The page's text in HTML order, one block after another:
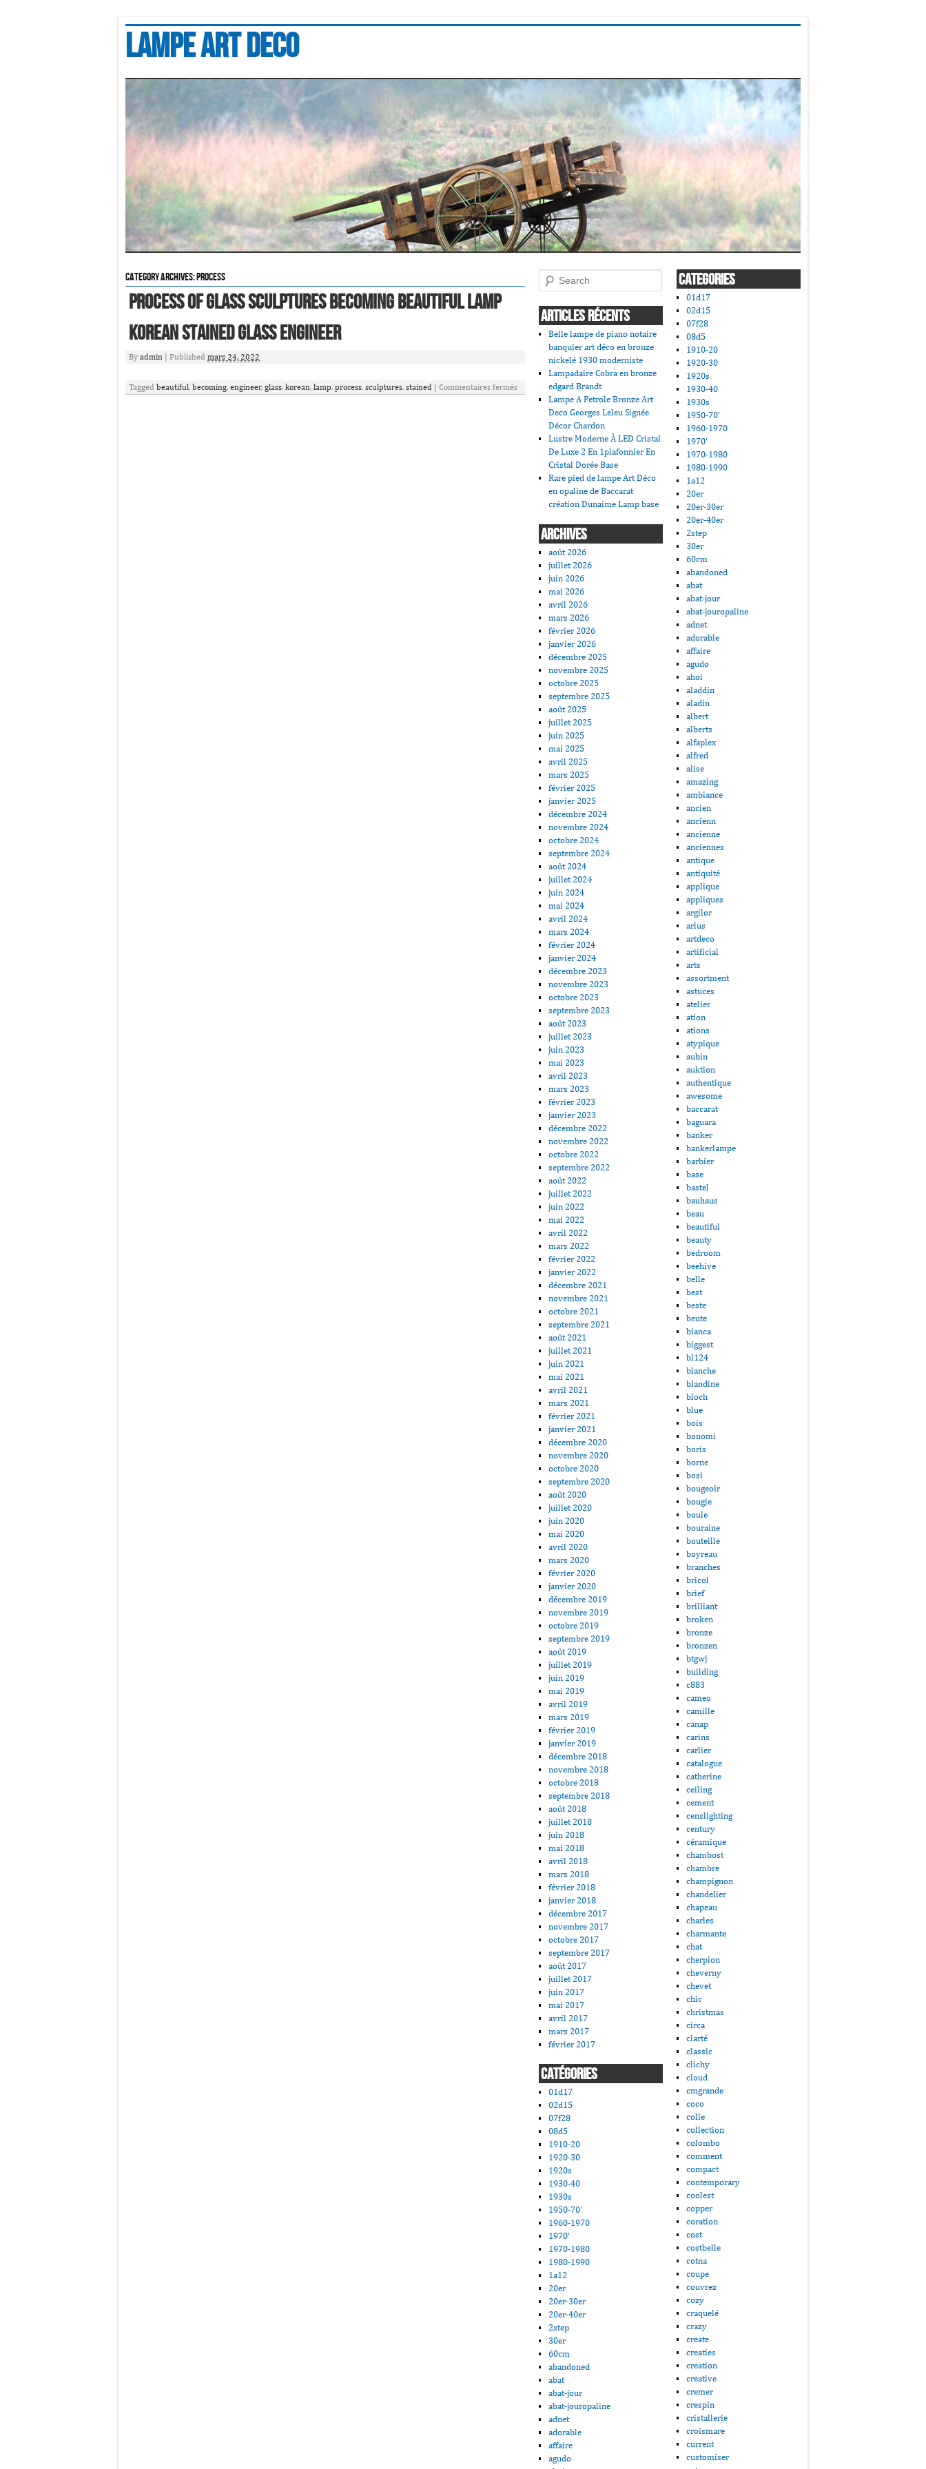
Lampe art deco
Category Archives:process
Process Of Glass Sculptures Becoming Beautiful Lamp
Korean Stained Glass Engineer
By admin Published mars 24, 2022
Tagged beautiful, becoming, engineer, glass, korean, lamp, process, sculptures, stained Commentaires fermés
Search
ARTICLES RÉCENTS
Belle lampe de piano notaire
banquier art déco en bronze
nickelé 1930 moderniste
Lampadaire Cobra en bronze
edgard Brandt
Lampe A Petrole Bronze Art
Deco Georges Leleu Signée
Décor Chardon
Lustre Moderne À LED Cristal
De Luxe 2 En 1plafonnier En
Cristal Dorée Base
Rare pied de lampe Art Déco
en opaline de Baccarat
création Dunaime Lamp base
ARCHIVES
août 2026
juillet 2026
juin 2026
mai 2026
avril 2026
mars 2026
février 2026
janvier 2026
décembre 2025
novembre 2025
octobre 2025
septembre 2025
août 2025
juillet 2025
juin 2025
mai 2025
avril 2025
mars 2025
février 2025
janvier 2025
décembre 2024
novembre 2024
octobre 2024
septembre 2024
août 2024
juillet 2024
juin 2024
mai 2024
avril 2024
mars 2024
février 2024
janvier 2024
décembre 2023
novembre 2023
octobre 2023
septembre 2023
août 2023
juillet 2023
juin 2023
mai 2023
avril 2023
mars 2023
février 2023
janvier 2023
décembre 2022
novembre 2022
octobre 2022
septembre 2022
août 2022
juillet 2022
juin 2022
mai 2022
avril 2022
mars 2022
février 2022
janvier 2022
décembre 2021
novembre 2021
octobre 2021
septembre 2021
août 2021
juillet 2021
juin 2021
mai 2021
avril 2021
mars 2021
février 2021
janvier 2021
décembre 2020
novembre 2020
octobre 2020
septembre 2020
août 2020
juillet 2020
juin 2020
mai 2020
avril 2020
mars 2020
février 2020
janvier 2020
décembre 2019
novembre 2019
octobre 2019
septembre 2019
août 2019
juillet 2019
juin 2019
mai 2019
avril 2019
mars 2019
février 2019
janvier 2019
décembre 2018
novembre 2018
octobre 2018
septembre 2018
août 2018
juillet 2018
juin 2018
mai 2018
avril 2018
mars 2018
février 2018
janvier 2018
décembre 2017
novembre 2017
octobre 2017
septembre 2017
août 2017
juillet 2017
juin 2017
mai 2017
avril 2017
mars 2017
février 2017
CATÉGORIES
01d17
02d15
07f28
08d5
1910-20
1920-30
1920s
1930-40
1930s
1950-70'
1960-1970
1970'
1970-1980
1980-1990
1a12
20er
20er-30er
20er-40er
2step
30er
60cm
abandoned
abat
abat-jour
abat-jouropaline
adnet
adorable
affaire
agudo
CATEGORIES
01d17
02d15
07f28
08d5
1910-20
1920-30
1920s
1930-40
1930s
1950-70'
1960-1970
1970'
1970-1980
1980-1990
1a12
20er
20er-30er
20er-40er
2step
30er
60cm
abandoned
abat
abat-jour
abat-jouropaline
adnet
adorable
affaire
agudo
ahoi
aladdin
aladin
albert
alberts
alfaplex
alfred
alise
amazing
ambiance
ancien
ancienn
ancienne
anciennes
antique
antiquité
applique
appliques
argilor
arlus
artdeco
artificial
arts
assortment
astuces
atelier
ation
ations
atypique
aubin
auktion
authentique
awesome
baccarat
baguara
banker
bankerlampe
barbier
base
bastel
bauhaus
beau
beautiful
beauty
bedroom
beehive
belle
best
beste
beute
bianca
biggest
bl124
blanche
blandine
bloch
blue
bois
bonomi
boris
borne
bosi
bougeoir
bougie
boule
bouraine
bouteille
boyreau
branches
bricol
brief
brilliant
broken
bronze
bronzen
btgwj
building
c883
cameo
camille
canap
carins
carlier
catalogue
catherine
ceiling
cement
censlighting
century
céramique
chambost
chambre
champignon
chandelier
chapeau
charles
charmante
chat
cherpion
cheverny
chevet
chic
christmas
circa
clarté
classic
clichy
cloud
cmgrande
coco
colle
collection
colombo
comment
compact
contemporary
coolest
copper
coration
cost
costbelle
cotna
coupe
couvrez
cozy
craquelé
crazy
create
creaties
creation
creative
cremer
crespin
cristallerie
croismare
current
customiser